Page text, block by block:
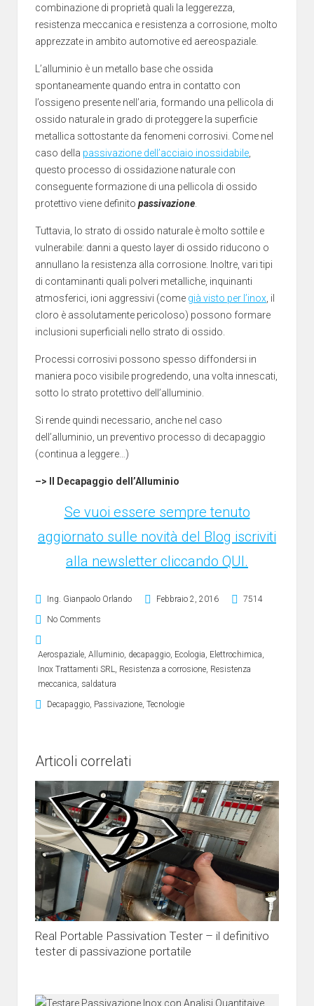
combinazione di proprietà quali la leggerezza,
resistenza meccanica e resistenza a corrosione, molto
apprezzate in ambito automotive ed aereospaziale.
L’alluminio è un metallo base che ossida
spontaneamente quando entra in contatto con
l’ossigeno presente nell’aria, formando una pellicola di
ossido naturale in grado di proteggere la superficie
metallica sottostante da fenomeni corrosivi. Come nel
caso della passivazione dell’acciaio inossidabile
questo processo di ossidazione naturale con
conseguente formazione di una pellicola di ossido
protettivo viene definito passivazione
Tuttavia, lo strato di ossido naturale è molto sottile e
vulnerabile: danni a questo layer di ossido riducono o
annullano la resistenza alla corrosione. Inoltre, vari tipi
di contaminanti quali polveri metalliche, inquinanti
atmosferici, ioni aggressivi (come già visto per l’inox , il
cloro è assolutamente pericoloso) possono formare
inclusioni superficiali nello strato di ossido.
Processi corrosivi possono spesso diffondersi in
maniera poco visibile progredendo, una volta innescati,
sotto lo strato protettivo dell’alluminio.
Si rende quindi necessario, anche nel caso
dell’alluminio, un preventivo processo di decapaggio
(continua a leggere…)
–> Il Decapaggio dell’Alluminio
Se vuoi essere sempre tenuto
aggiornato sulle novità del Blog iscriviti
alla newsletter cliccando QUI.
Ing. Gianpaolo Orlando Febbraio 2, 2016 7514
No Comments
Aerospaziale Alluminio decapaggio Ecologia Elettrochimica
Inox Trattamenti SRL
Resistenza a corrosione Resistenza
meccanica saldatura
Decapaggio Passivazione Tecnologie
Articoli correlati
Real Portable Passivation Tester – il definitivo
tester di passivazione portatile